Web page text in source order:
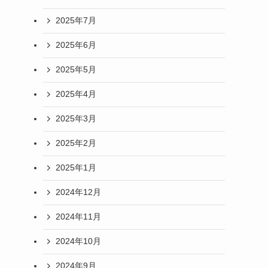
2025年7月
2025年6月
2025年5月
2025年4月
2025年3月
2025年2月
2025年1月
2024年12月
2024年11月
2024年10月
2024年9月